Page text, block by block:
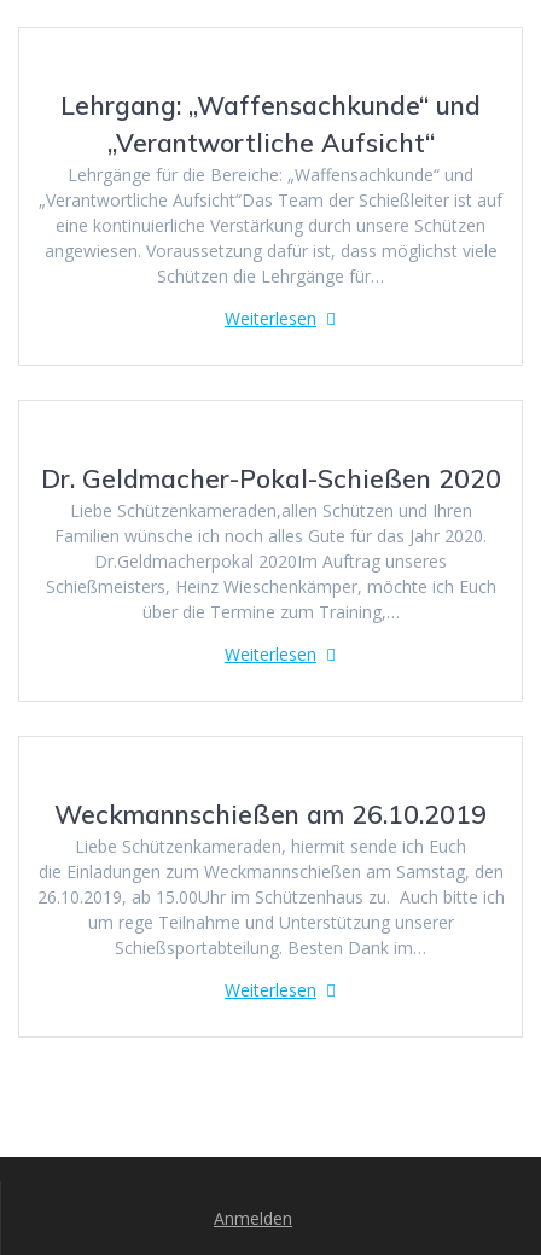
Lehrgang: „Waffensachkunde“ und
„Verantwortliche Aufsicht“
Lehrgänge für die Bereiche: „Waffensachkunde“ und
„Verantwortliche Aufsicht“Das Team der Schießleiter ist auf
eine kontinuierliche Verstärkung durch unsere Schützen
angewiesen. Voraussetzung dafür ist, dass möglichst viele
Schützen die Lehrgänge für…
Weiterlesen
Dr. Geldmacher-Pokal-Schießen 2020
Liebe Schützenkameraden,allen Schützen und Ihren
Familien wünsche ich noch alles Gute für das Jahr 2020.
Dr.Geldmacherpokal 2020Im Auftrag unseres
Schießmeisters, Heinz Wieschenkämper, möchte ich Euch
über die Termine zum Training,…
Weiterlesen
Weckmannschießen am 26.10.2019
Liebe Schützenkameraden, hiermit sende ich Euch
die Einladungen zum Weckmannschießen am Samstag, den
26.10.2019, ab 15.00Uhr im Schützenhaus zu. Auch bitte ich
um rege Teilnahme und Unterstützung unserer
Schießsportabteilung. Besten Dank im…
Weiterlesen
Anmelden